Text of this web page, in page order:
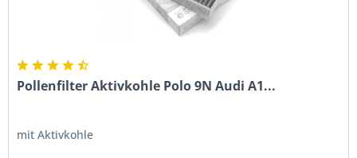
Pollenfilter Aktivkohle Polo 9N Audi A1...
mit Aktivkohle